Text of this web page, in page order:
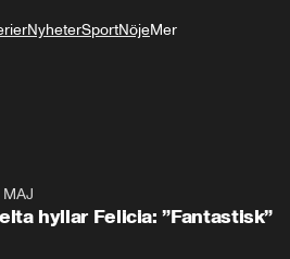
NyheterSportNöjeMer
MAJ
hyllar Felicia: ”Fantastisk”